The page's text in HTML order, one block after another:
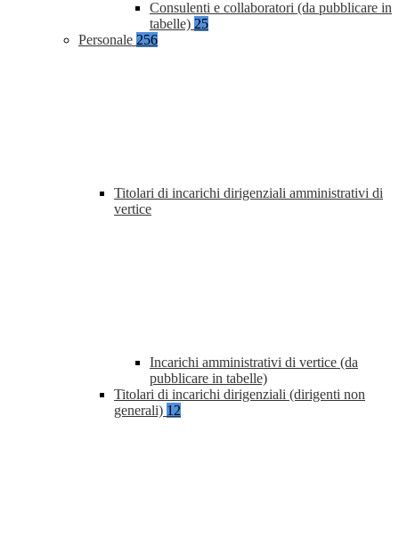
Consulenti e collaboratori (da pubblicare in
tabelle) 25
Personale 256
Titolari di incarichi dirigenziali amministrativi di
vertice
Incarichi amministrativi di vertice (da
pubblicare in tabelle)
Titolari di incarichi dirigenziali (dirigenti non
generali) 12